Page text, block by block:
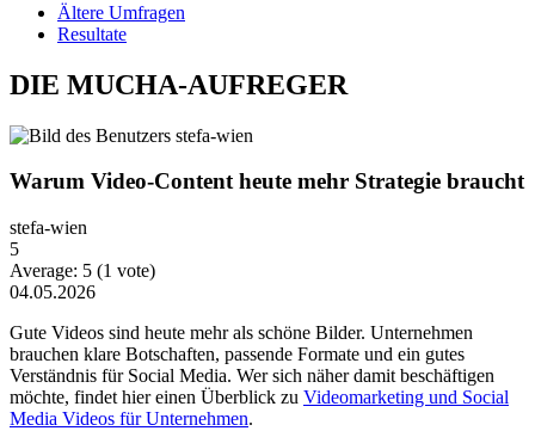
Ältere Umfragen
Resultate
DIE MUCHA-AUFREGER
Warum Video-Content heute mehr Strategie braucht
stefa-wien
5
Average: 5 (1 vote)
04.05.2026
Gute Videos sind heute mehr als schöne Bilder. Unternehmen
brauchen klare Botschaften, passende Formate und ein gutes
Verständnis für Social Media. Wer sich näher damit beschäftigen
möchte, findet hier einen Überblick zu Videomarketing und Social
Media Videos für Unternehmen.